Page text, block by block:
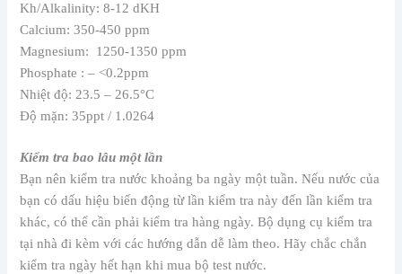
Kh/Alkalinity: 8-12 dKH
Calcium: 350-450 ppm
Magnesium: 1250-1350 ppm
Phosphate : – <0.2ppm
Nhiệt độ: 23.5 – 26.5°C
Độ mặn: 35ppt / 1.0264
Kiểm tra bao lâu một lần
Bạn nên kiểm tra nước khoảng ba ngày một tuần. Nếu nước của
bạn có dấu hiệu biến động từ lần kiểm tra này đến lần kiểm tra
khác, có thể cần phải kiểm tra hàng ngày. Bộ dụng cụ kiểm tra
tại nhà đi kèm với các hướng dẫn dễ làm theo. Hãy chắc chắn
kiểm tra ngày hết hạn khi mua bộ test nước.